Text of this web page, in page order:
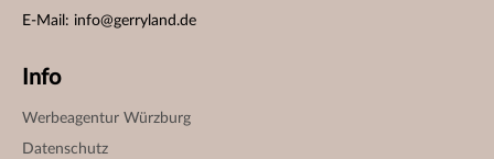
E-Mail: info@gerryland.de
Info
Werbeagentur Würzburg
Datenschutz